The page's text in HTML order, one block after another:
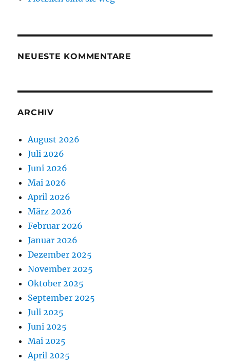
NEUESTE KOMMENTARE
ARCHIV
August 2026
Juli 2026
Juni 2026
Mai 2026
April 2026
März 2026
Februar 2026
Januar 2026
Dezember 2025
November 2025
Oktober 2025
September 2025
Juli 2025
Juni 2025
Mai 2025
April 2025